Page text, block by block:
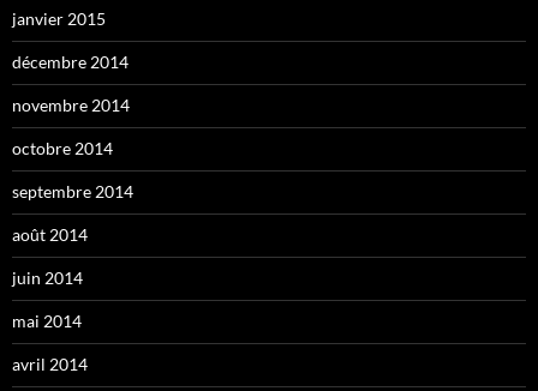
janvier 2015
décembre 2014
novembre 2014
octobre 2014
septembre 2014
août 2014
juin 2014
mai 2014
avril 2014